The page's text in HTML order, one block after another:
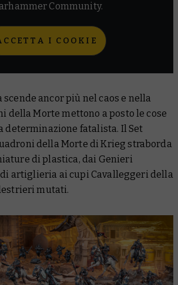
Community.
I COOKIE
ancor più nel caos e nella
della Morte mettono a posto le cose
determinazione fatalista. Il Set
della Morte di Krieg straborda
di plastica, dai Genieri
di artiglieria ai cupi Cavalleggeri della
mutati.